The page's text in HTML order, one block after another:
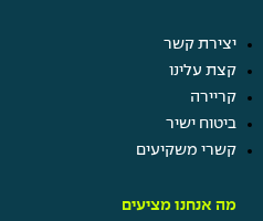
יצירת קשר
קצת עלינו
קריירה
ביטוח ישיר
קשרי משקיעים
מה אנחנו מציעים